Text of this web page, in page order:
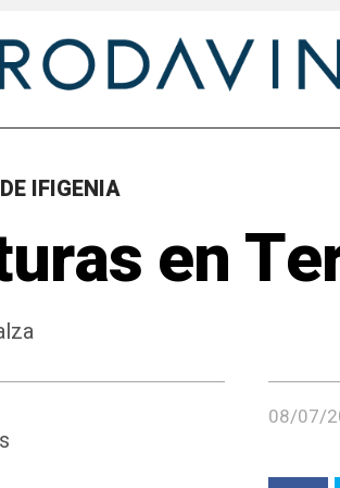
IFIGENIA
en
08/07/